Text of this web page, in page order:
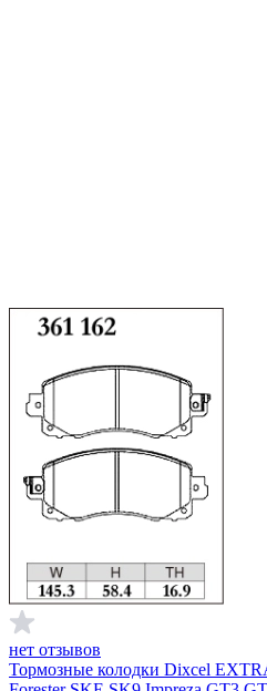
нет отзывов
Тормозные колодки Dixcel